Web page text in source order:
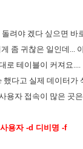
돌려야 겠다 싶으면 바
좀 귀찮은 일인데...
로 테이블이 커져요....
했다고 실제 데이터가
용자 접속이 많은 곳
용자 -d 디비명 -f